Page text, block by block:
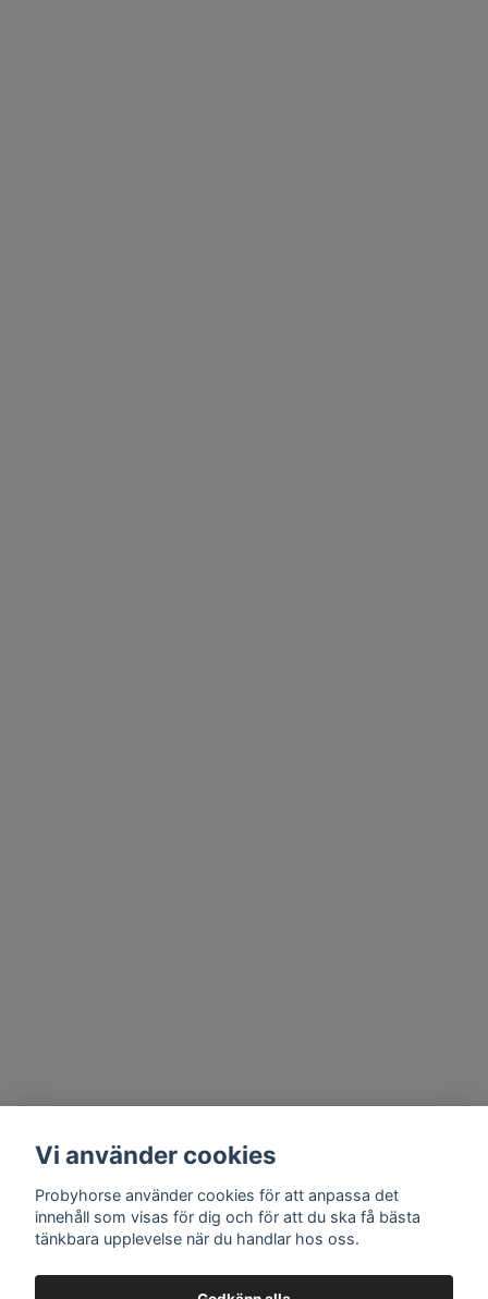
Vi använder cookies
Probyhorse använder cookies för att anpassa det
innehåll som visas för dig och för att du ska få bästa
tänkbara upplevelse när du handlar hos oss.